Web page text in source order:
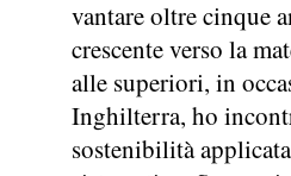
vantare oltre cinque
crescente verso la
alle superiori, in
Inghilterra, ho
sostenibilità